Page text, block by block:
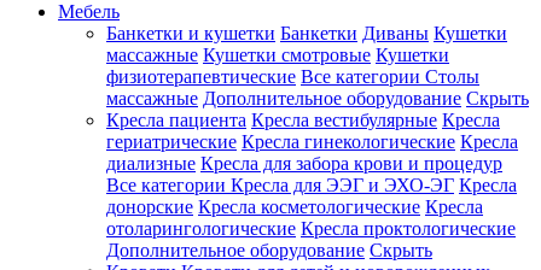
Мебель
Банкетки и кушетки Банкетки Диваны Кушетки
массажные Кушетки смотровые Кушетки
физиотерапевтические Все категории Столы
массажные Дополнительное оборудование Скрыть
Кресла пациента Кресла вестибулярные Кресла
гериатрические Кресла гинекологические Кресла
диализные Кресла для забора крови и процедур
Все категории Кресла для ЭЭГ и ЭХО-ЭГ Кресла
донорские Кресла косметологические Кресла
отоларингологические Кресла проктологические
Дополнительное оборудование Скрыть